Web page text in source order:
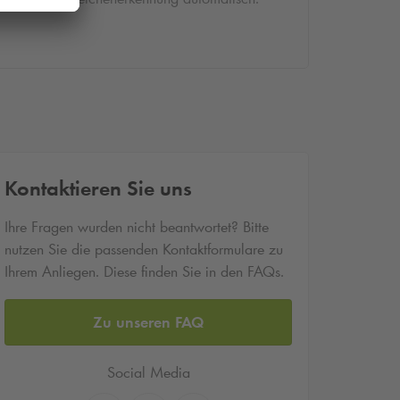
Kontaktieren Sie uns
Ihre Fragen wurden nicht beantwortet? Bitte
nutzen Sie die passenden Kontaktformulare zu
Ihrem Anliegen. Diese finden Sie in den FAQs.
Zu unseren FAQ
Social Media